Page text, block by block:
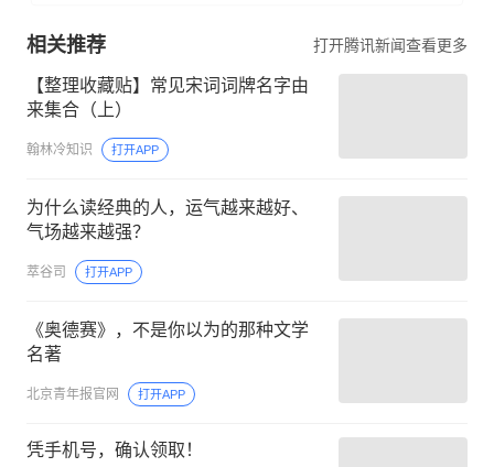
相关推荐 打开腾讯新闻查看更多
【整理收藏贴】常见宋词词牌名字由
来集合（上）
翰林冷知识 打开APP
为什么读经典的人，运气越来越好、
气场越来越强？
萃谷司 打开APP
《奥德赛》，不是你以为的那种文学
名著
北京青年报官网 打开APP
凭手机号，确认领取！